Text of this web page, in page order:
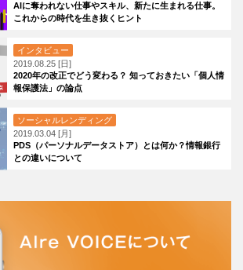
AIに奪われない仕事やスキル、新たに生まれる仕事。
これからの時代を生き抜くヒント
インタビュー
2019.08.25 [日]
2020年の改正でどう変わる？ 知っておきたい「個人情
報保護法」の論点
ソーシャルレンディング
2019.03.04 [月]
PDS（パーソナルデータストア）とは何か？情報銀行
との違いについて